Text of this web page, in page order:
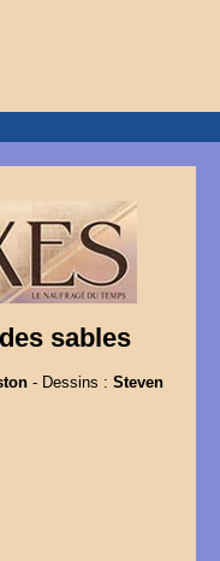
sables
- Dessins : Steven